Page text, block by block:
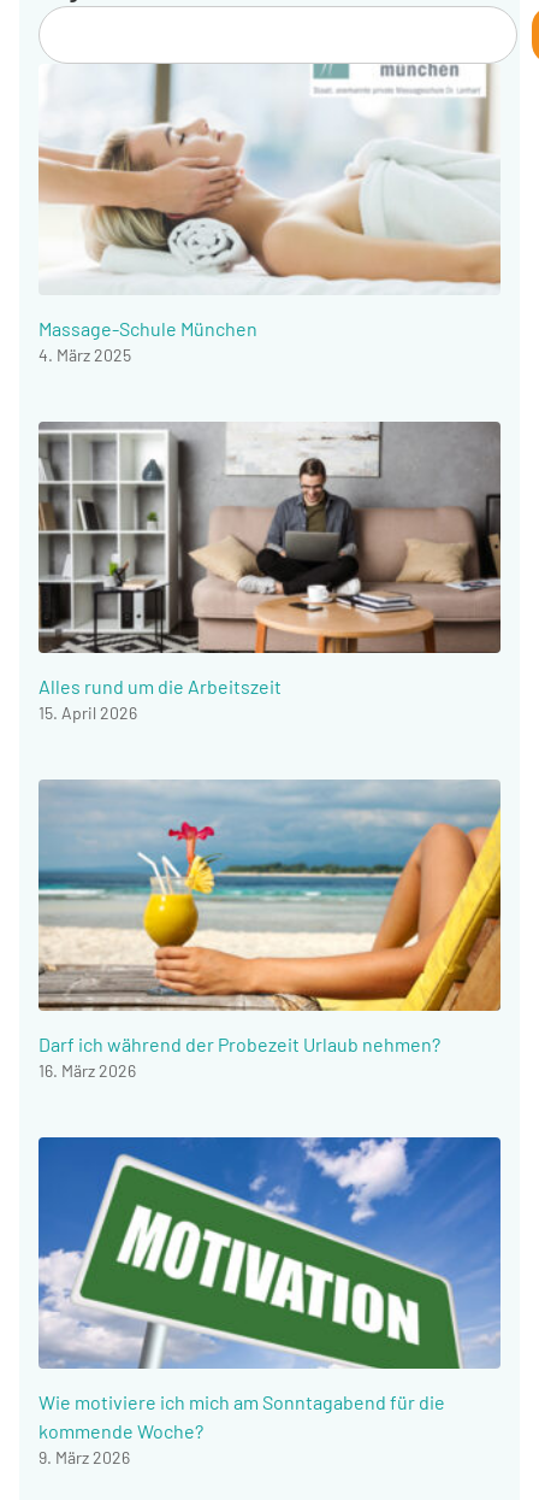
Massage-Schule München
4. März 2025
Alles rund um die Arbeitszeit
15. April 2026
Darf ich während der Probezeit Urlaub nehmen?
16. März 2026
Wie motiviere ich mich am Sonntagabend für die
kommende Woche?
9. März 2026